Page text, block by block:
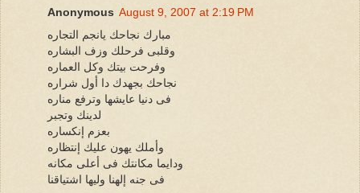
Anonymous August 9, 2007 at 2:19 PM
مبارك نجاحك يانجم التجاره
وقلبى فرحلك وزف البشاره
وفرحت بيتك وكل العماره
نجاحك بجهدك دا أول شراره
فى دنيا عايشها وترفع مناره
لدينك وتجبر
بعزم إنكساره
وأملك يهون عليك إنتظاره
ودايما مكانتك فى أعلى مكانه
فى جنه إلهنا وليها اشتياقنا